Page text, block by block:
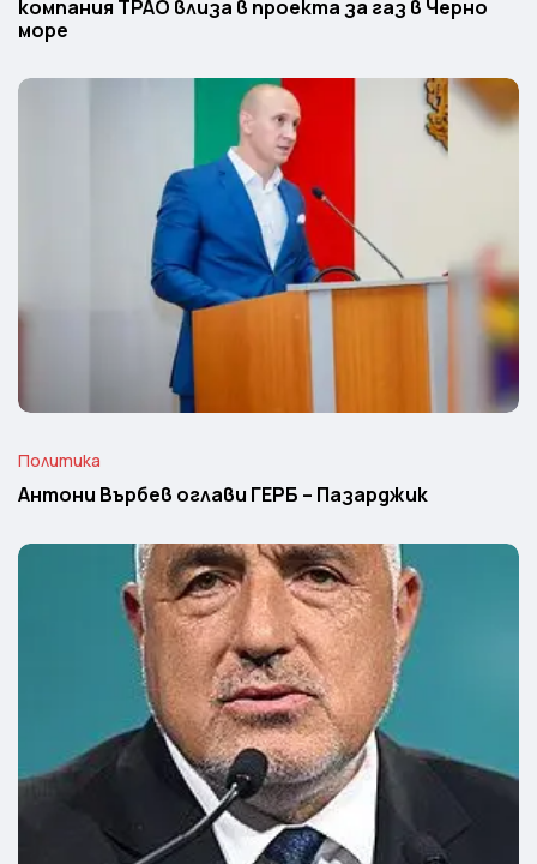
компания TPAO влиза в проекта за газ в Черно
море
Политика
Антони Върбев оглави ГЕРБ – Пазарджик